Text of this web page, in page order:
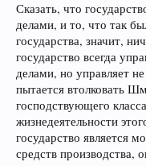
Сказать, что
делами, и то, что так
государства, значит,
государство всегда
делами, но управляет
пытается втолковать
господствующего
жизнедеятельности
государство является
средств производства,